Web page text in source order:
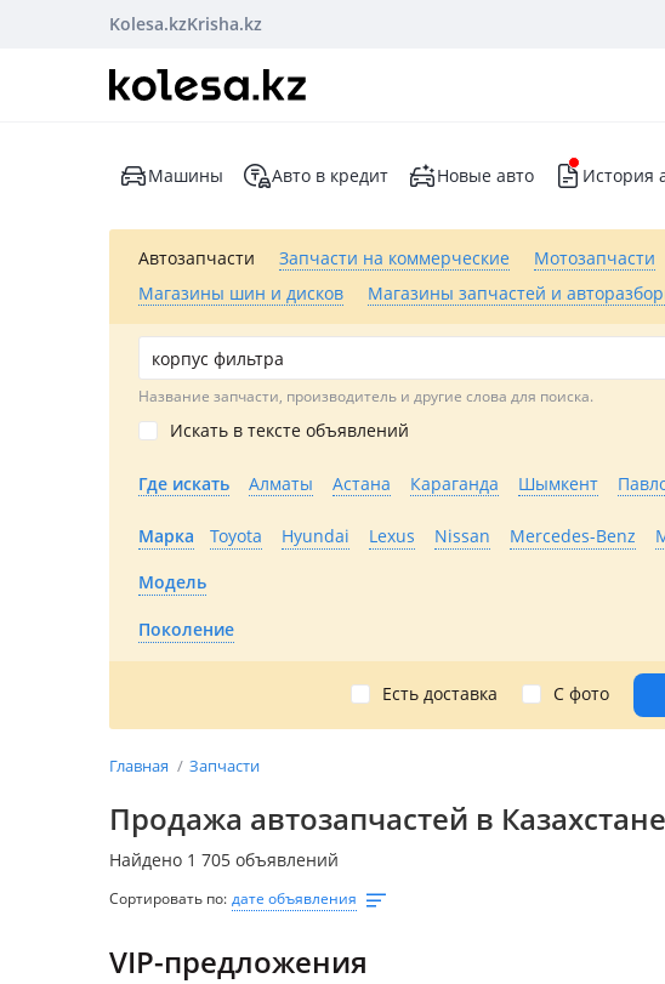
Kolesa.kzKrisha.kz
Машины Авто в кредит Новые авто История
Автозапчасти Запчасти на коммерческие Мотозапчасти
Магазины шин и дисков
Магазины запчастей и
Название запчасти, производитель и другие слова для поиска.
Искать в тексте объявлений
Где искать Алматы Астана Караганда Шымкент
Марка Toyota Hyundai Lexus Nissan Mercedes-Benz
Модель
Поколение
Есть доставка С фото
Главная Запчасти
Продажа автозапчастей в Казахстане
Найдено 1 705 объявлений
Сортировать по: дате объявления
VIP-предложения